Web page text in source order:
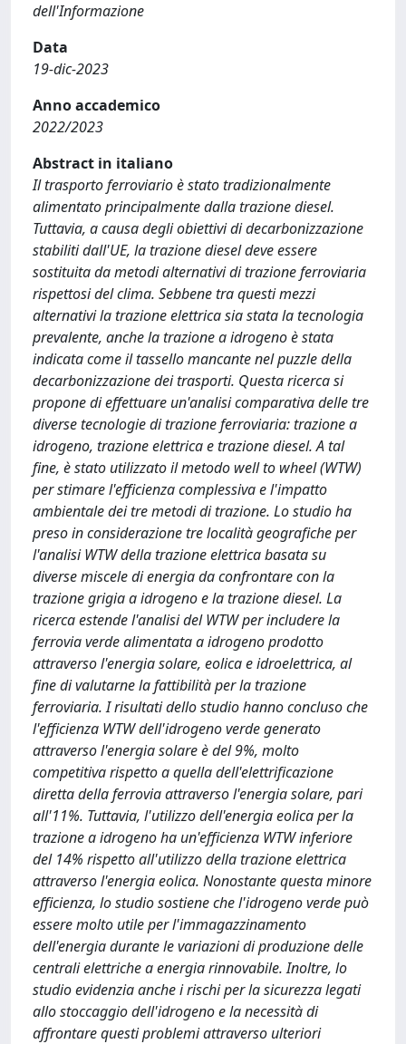
dell'Informazione
Data
19-dic-2023
Anno accademico
2022/2023
Abstract in italiano
Il trasporto ferroviario è stato tradizionalmente
alimentato principalmente dalla trazione diesel.
Tuttavia, a causa degli obiettivi di decarbonizzazione
stabiliti dall'UE, la trazione diesel deve essere
sostituita da metodi alternativi di trazione ferroviaria
rispettosi del clima. Sebbene tra questi mezzi
alternativi la trazione elettrica sia stata la tecnologia
prevalente, anche la trazione a idrogeno è stata
indicata come il tassello mancante nel puzzle della
decarbonizzazione dei trasporti. Questa ricerca si
propone di effettuare un'analisi comparativa delle tre
diverse tecnologie di trazione ferroviaria: trazione a
idrogeno, trazione elettrica e trazione diesel. A tal
fine, è stato utilizzato il metodo well to wheel (WTW)
per stimare l'efficienza complessiva e l'impatto
ambientale dei tre metodi di trazione. Lo studio ha
preso in considerazione tre località geografiche per
l'analisi WTW della trazione elettrica basata su
diverse miscele di energia da confrontare con la
trazione grigia a idrogeno e la trazione diesel. La
ricerca estende l'analisi del WTW per includere la
ferrovia verde alimentata a idrogeno prodotto
attraverso l'energia solare, eolica e idroelettrica, al
fine di valutarne la fattibilità per la trazione
ferroviaria. I risultati dello studio hanno concluso che
l'efficienza WTW dell'idrogeno verde generato
attraverso l'energia solare è del 9%, molto
competitiva rispetto a quella dell'elettrificazione
diretta della ferrovia attraverso l'energia solare, pari
all'11%. Tuttavia, l'utilizzo dell'energia eolica per la
trazione a idrogeno ha un'efficienza WTW inferiore
del 14% rispetto all'utilizzo della trazione elettrica
attraverso l'energia eolica. Nonostante questa minore
efficienza, lo studio sostiene che l'idrogeno verde può
essere molto utile per l'immagazzinamento
dell'energia durante le variazioni di produzione delle
centrali elettriche a energia rinnovabile. Inoltre, lo
studio evidenzia anche i rischi per la sicurezza legati
allo stoccaggio dell'idrogeno e la necessità di
affrontare questi problemi attraverso ulteriori